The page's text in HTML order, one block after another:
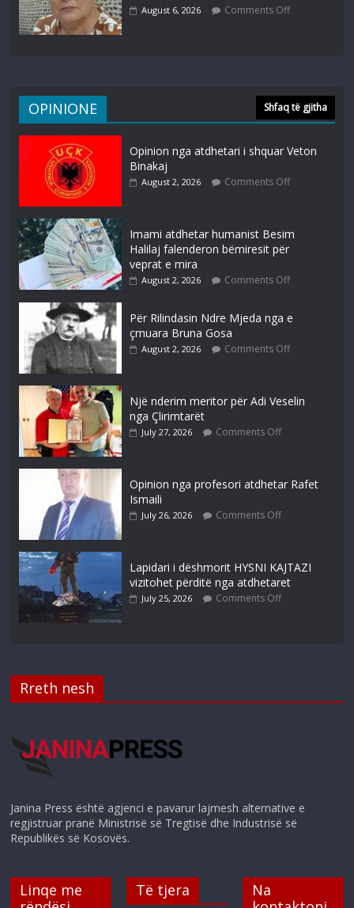
August 6, 2026 Comments Off
OPINIONE Shfaq të gjitha
Opinion nga atdhetari i shquar Veton
Binakaj
August 2, 2026 Comments Off
Imami atdhetar humanist Besim
Halilaj falenderon bëmiresit për
veprat e mira
August 2, 2026 Comments Off
Për Rilindasin Ndre Mjeda nga e
çmuara Bruna Gosa
August 2, 2026 Comments Off
Një nderim meritor për Adi Veselin
nga Çlirimtarët
July 27, 2026 Comments Off
Opinion nga profesori atdhetar Rafet
Ismaili
July 26, 2026 Comments Off
Lapidari i dëshmorit HYSNI KAJTAZI
vizitohet përditë nga atdhetaret
July 25, 2026 Comments Off
Rreth nesh
Janina Press është agjenci e pavarur lajmesh alternative e
regjistruar pranë Ministrisë së Tregtisë dhe Industrisë së
Republikës së Kosovës.
Linqe me
Të tjera
Na